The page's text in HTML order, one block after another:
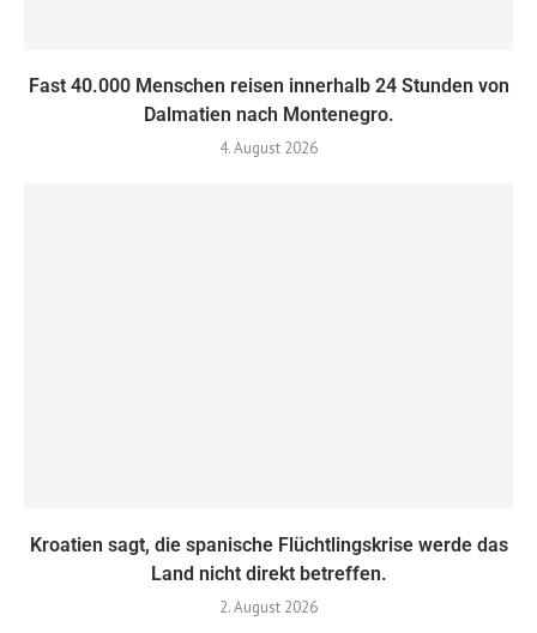
Fast 40.000 Menschen reisen innerhalb 24 Stunden von
Dalmatien nach Montenegro.
4. August 2026
Kroatien sagt, die spanische Flüchtlingskrise werde das
Land nicht direkt betreffen.
2. August 2026